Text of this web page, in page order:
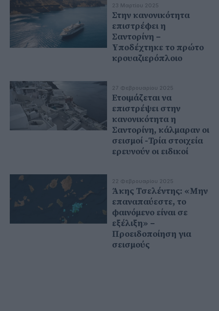
23 Μαρτίου 2025
Στην κανονικότητα
επιστρέφει η
Σαντορίνη –
Yποδέχτηκε το πρώτο
κρουαζιερόπλοιο
27 Φεβρουαρίου 2025
Ετοιμάζεται να
επιστρέψει στην
κανονικότητα η
Σαντορίνη, κάλμαραν οι
σεισμοί -Τρία στοιχεία
ερευνούν οι ειδικοί
22 Φεβρουαρίου 2025
Άκης Τσελέντης: «Μην
επαναπαύεστε, το
φαινόμενο είναι σε
εξέλιξη» –
Προειδοποίηση για
σεισμούς